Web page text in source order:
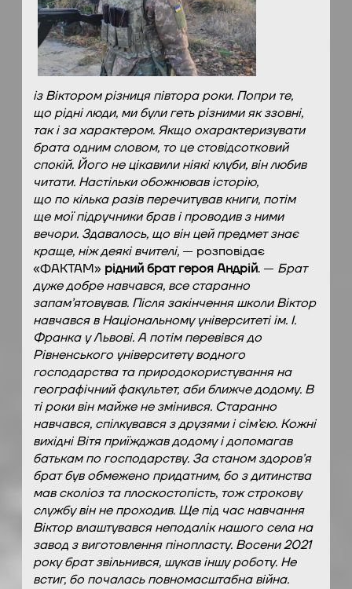
із Віктором різниця півтора роки. Попри те,
що рідні люди, ми були геть різними як ззовні,
так і за характером. Якщо охарактеризувати
брата одним словом, то це стовідсотковий
спокій. Його не цікавили ніякі клуби, він любив
читати. Настільки обожнював історію,
що по кілька разів перечитував книги, потім
ще мої підручники брав і проводив з ними
вечори. Здавалось, що він цей предмет знає
краще, ніж деякі вчителі, — розповідає
«ФАКТАМ» рідний брат героя Андрій. — Брат
дуже добре навчався, все старанно
запам’ятовував. Після закінчення школи Віктор
навчався в Національному університеті ім. І.
Франка у Львові. А потім перевівся до
Рівненського університету водного
господарства та природокористування на
географічний факультет, аби ближче додому. В
ті роки він майже не змінився. Старанно
навчався, спілкувався з друзями і сім’єю. Кожні
вихідні Вітя приїжджав додому і допомагав
батькам по господарству. За станом здоров’я
брат був обмежено придатним, бо з дитинства
мав сколіоз та плоскостопість, тож строкову
службу він не проходив. Ще під час навчання
Віктор влаштувався неподалік нашого села на
завод з виготовлення пінопласту. Восени 2021
року брат звільнився, шукав іншу роботу. Не
встиг, бо почалась повномасштабна війна.